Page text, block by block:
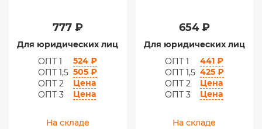
777 ₽
Для юридических лиц
ОПТ 1
524 ₽
ОПТ 1,5 505 ₽
ОПТ 2
Цена
ОПТ 3
Цена
На складе
654 ₽
Для юридических лиц
ОПТ 1
441 ₽
ОПТ 1,5 425 ₽
ОПТ 2
Цена
ОПТ 3
Цена
На складе